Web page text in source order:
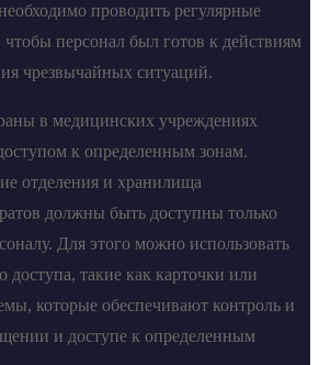
проводить регулярные
персонал был готов к действиям
чрезвычайных ситуаций.
в медицинских учреждениях
к определенным зонам.
отделения и хранилища
должны быть доступны только
Для этого можно использовать
доступа, такие как карточки или
которые обеспечивают контроль и
и доступе к определенным